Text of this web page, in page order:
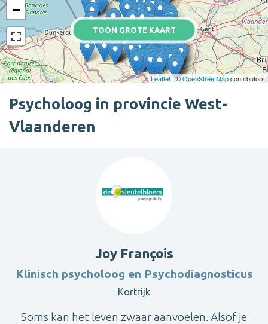
TOON GROTE KAART
−
Leaflet| ©OpenStreetMapcontributors
Psycholoog in provincie West-
Vlaanderen
Joy François
Klinisch psycholoog en Psychodiagnosticus
Kortrijk
Soms kan het leven zwaar aanvoelen. Alsof je